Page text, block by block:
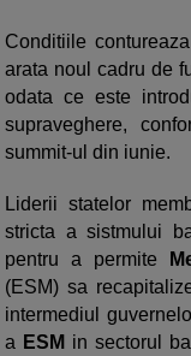
Conditiile
arata noul cadru de
odata ce este
supraveghere,
summit-ul din iunie.
Liderii statelor
stricta a sistmului
pentru a permite
(ESM) sa
intermediul
a ESM in sectorul